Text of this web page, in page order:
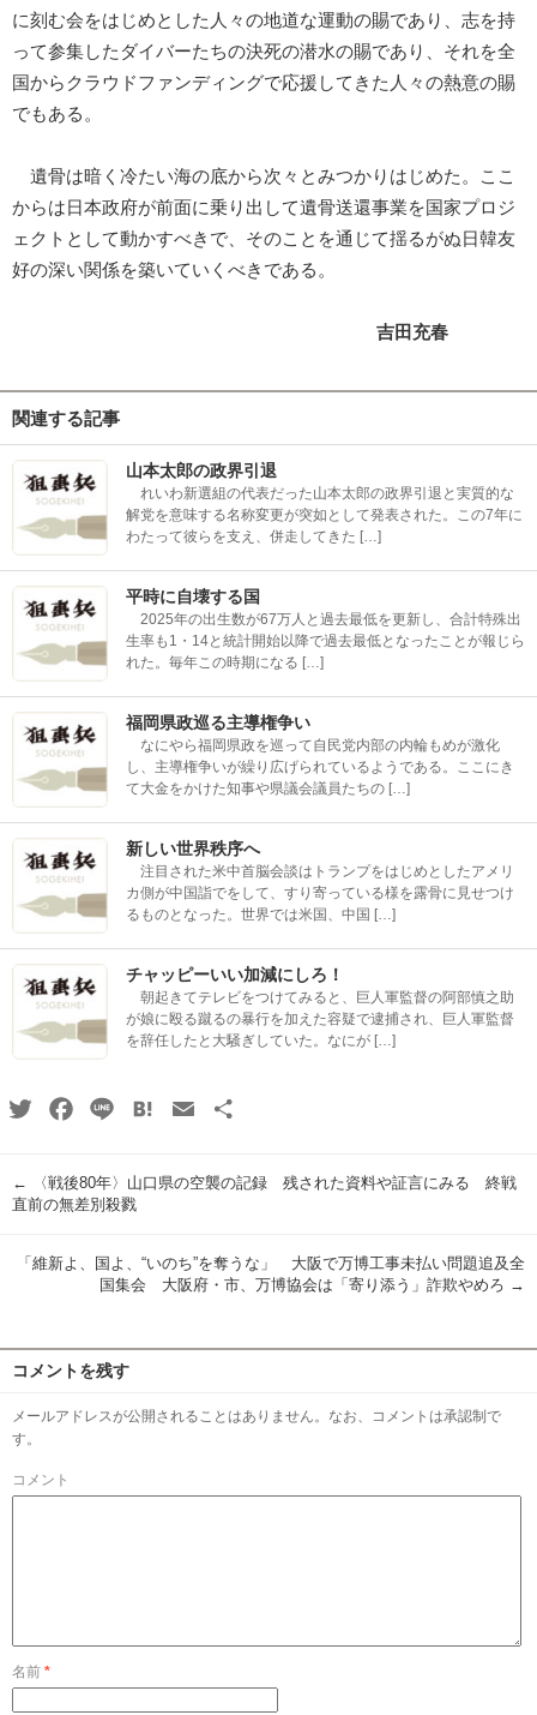
に刻む会をはじめとした人々の地道な運動の賜であり、志を持
って参集したダイバーたちの決死の潜水の賜であり、それを全
国からクラウドファンディングで応援してきた人々の熱意の賜
でもある。
遺骨は暗く冷たい海の底から次々とみつかりはじめた。ここ
からは日本政府が前面に乗り出して遺骨送還事業を国家プロジ
ェクトとして動かすべきで、そのことを通じて揺るがぬ日韓友
好の深い関係を築いていくべきである。
吉田充春
関連する記事
山本太郎の政界引退
れいわ新選組の代表だった山本太郎の政界引退と実質的な
解党を意味する名称変更が突如として発表された。この7年に
わたって彼らを支え、併走してきた […]
平時に自壊する国
2025年の出生数が67万人と過去最低を更新し、合計特殊出
生率も1・14と統計開始以降で過去最低となったことが報じら
れた。毎年この時期になる […]
福岡県政巡る主導権争い
なにやら福岡県政を巡って自民党内部の内輪もめが激化
し、主導権争いが繰り広げられているようである。ここにき
て大金をかけた知事や県議会議員たちの […]
新しい世界秩序へ
注目された米中首脳会談はトランプをはじめとしたアメリ
カ側が中国詣でをして、すり寄っている様を露骨に見せつけ
るものとなった。世界では米国、中国 […]
チャッピーいい加減にしろ！
朝起きてテレビをつけてみると、巨人軍監督の阿部慎之助
が娘に殴る蹴るの暴行を加えた容疑で逮捕され、巨人軍監督
を辞任したと大騒ぎしていた。なにが […]
TwitterFacebook
Line HatenaEmail
←
〈戦後80年〉山口県の空襲の記録 残された資料や証言にみる 終戦
直前の無差別殺戮
「維新よ、国よ、“いのち”を奪うな」 大阪で万博工事未払い問題追及全
国集会 大阪府・市、万博協会は「寄り添う」詐欺やめろ →
コメントを残す
メールアドレスが公開されることはありません。なお、コメントは承認制で
す。
コメント
名前 *